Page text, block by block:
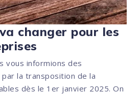
changer pour les
vous informions des
la transposition de la
dès le 1er janvier 2025. On